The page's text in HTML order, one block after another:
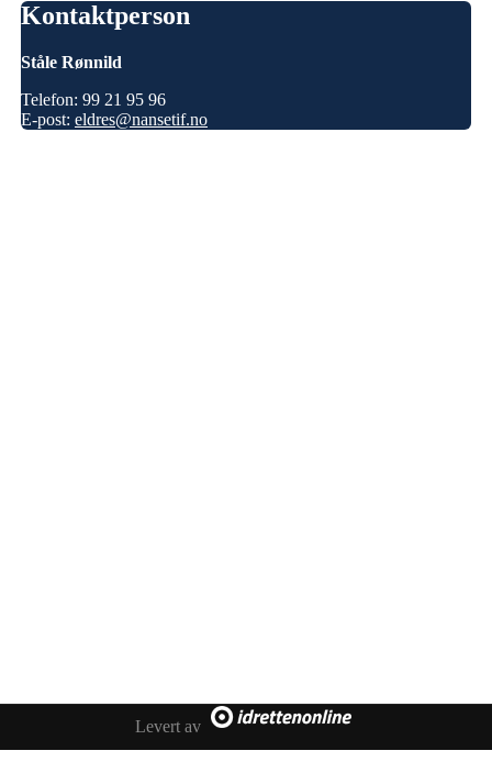
Kontaktperson
Ståle Rønnild
Telefon: 99 21 95 96
E-post: eldres@nansetif.no
Levert av